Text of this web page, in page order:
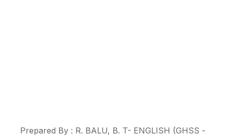
Prepared By : R. BALU, B. T- ENGLISH (GHSS -